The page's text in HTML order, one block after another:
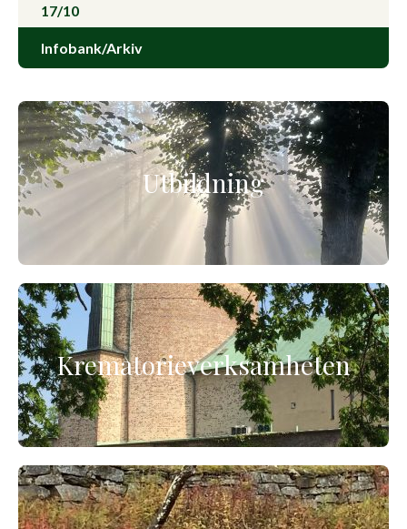
17/10
Infobank/Arkiv
Utbildning
Krematorieverksamheten